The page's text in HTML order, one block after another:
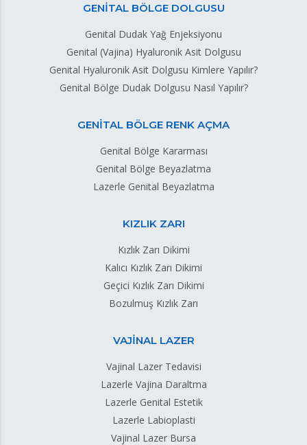
GENİTAL BÖLGE DOLGUSU
Genital Dudak Yağ Enjeksiyonu
Genital (Vajina) Hyaluronik Asit Dolgusu
Genital Hyaluronik Asit Dolgusu Kimlere Yapılır?
Genital Bölge Dudak Dolgusu Nasıl Yapılır?
GENİTAL BÖLGE RENK AÇMA
Genital Bölge Kararması
Genital Bölge Beyazlatma
Lazerle Genital Beyazlatma
KIZLIK ZARI
Kızlık Zarı Dikimi
Kalıcı Kızlık Zarı Dikimi
Geçici Kızlık Zarı Dikimi
Bozulmuş Kızlık Zarı
VAJİNAL LAZER
Vajinal Lazer Tedavisi
Lazerle Vajina Daraltma
Lazerle Genital Estetik
Lazerle Labioplasti
Vajinal Lazer Bursa